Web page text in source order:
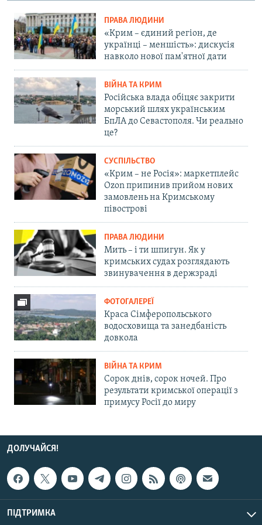
ПРАВА ЛЮДИНИ
«Крим – єдиний регіон, де
українці – меншість»: дискусія
навколо нової пам'ятної дати
ВІЙНА ТА КРИМ
Російська влада обіцяє закрити
морський шлях українським
БпЛА до Севастополя. Чи реально
це?
СУСПІЛЬСТВО
«Крим – не Росія»: маркетплейс
Ozon припинив прийом нових
замовлень на Кримському
півострові
ПРАВА ЛЮДИНИ
Мить – і ти шпигун. Як у
кримських судах розглядають
звинувачення в держзраді
ФОТОГАЛЕРЕЇ
Краса Сімферопольського
водосховища та занедбаність
довкола
ВІЙНА ТА КРИМ
Сорок днів, сорок ночей. Про
результати кримської операції з
примусу Росії до миру
ДОЛУЧАЙСЯ!
ПІДТРИМКА